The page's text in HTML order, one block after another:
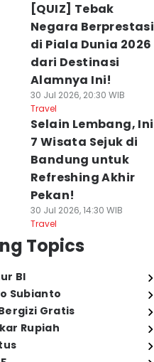
[QUIZ] Tebak
Negara Berprestasi
di Piala Dunia 2026
dari Destinasi
Alamnya Ini!
30 Jul 2026, 20:30 WIB
Travel
Selain Lembang, Ini
7 Wisata Sejuk di
Bandung untuk
Refreshing Akhir
Pekan!
30 Jul 2026, 14:30 WIB
Travel
Topics
BI
Subianto
Gratis
Rupiah